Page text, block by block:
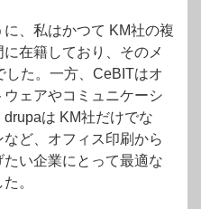
、私はかつて KM社の複
在籍しており、そのメ
した。一方、CeBITはオ
ェアやコミュニケーシ
drupaは KM社だけでな
ど、オフィス印刷から
い企業にとって最適な
。